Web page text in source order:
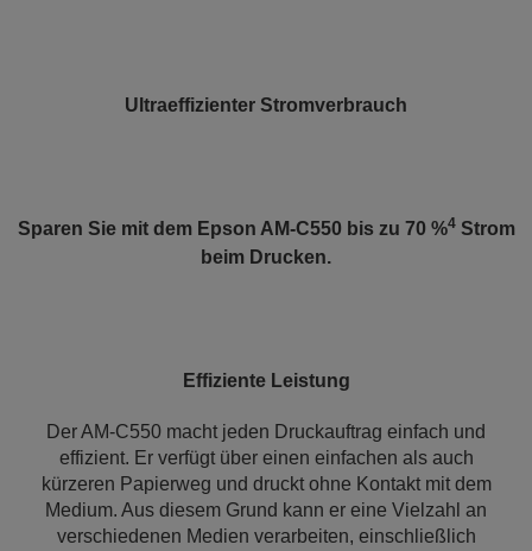
Ultraeffizienter Stromverbrauch
Sparen Sie mit dem Epson AM-C550 bis zu 70 %4Strom
beim Drucken.
Effiziente Leistung
Der AM-C550 macht jeden Druckauftrag einfach und
effizient. Er verfügt über einen einfachen als auch
kürzeren Papierweg und druckt ohne Kontakt mit dem
Medium. Aus diesem Grund kann er eine Vielzahl an
verschiedenen Medien verarbeiten, einschließlich